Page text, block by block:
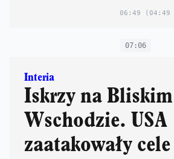
06:49 (04:49
07:06
Interia
Iskrzy na Bliskim
Wschodzie. USA
zaatakowały